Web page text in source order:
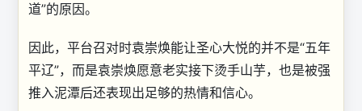
道”的原因。
因此，平台召对时袁崇焕能让圣心大悦的并不是“五年
平辽”，而是袁崇焕愿意老实接下烫手山芋，也是被强
推入泥潭后还表现出足够的热情和信心。